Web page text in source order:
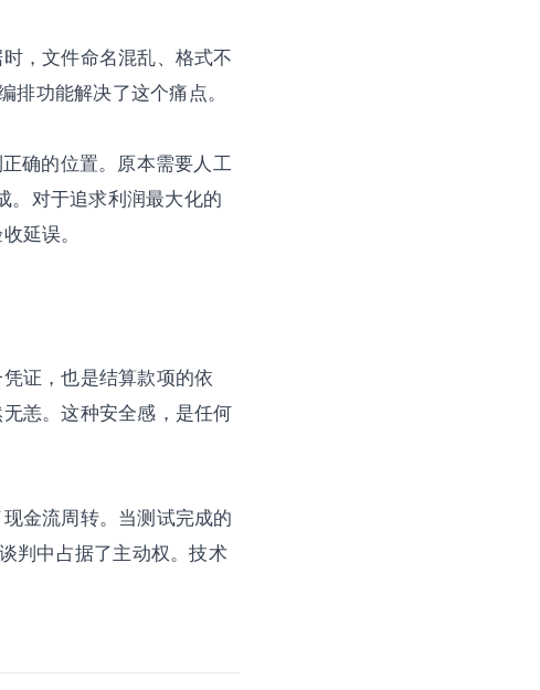
，文件命名混乱、格式不
功能解决了这个痛点。
确的位置。原本需要人工
。对于追求利润最大化的
延误。
证，也是结算款项的依
恙。这种安全感，是任何
金流周转。当测试完成的
判中占据了主动权。技术